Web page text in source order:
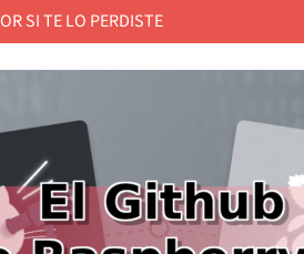
SI TE LO PERDISTE